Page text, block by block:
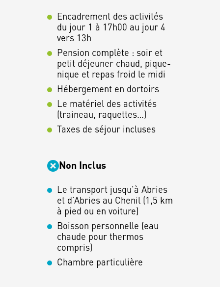
Encadrement des activités
du jour 1 à 17h00 au jour 4
vers 13h
Pension complète : soir et
petit déjeuner chaud, pique-
nique et repas froid le midi
Hébergement en dortoirs
Le matériel des activités
(traineau, raquettes…)
Taxes de séjour incluses
Non Inclus
Le transport jusqu'à Abries
et d’Abries au Chenil (1,5 km
à pied ou en voiture)
Boisson personnelle (eau
chaude pour thermos
compris)
Chambre particulière